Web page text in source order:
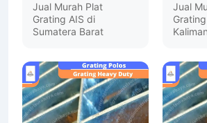
GRATING PLAT GRATING
GRATING
Jual Murah Plat
Sumatera Barat
GRATING
GRATING
Jual